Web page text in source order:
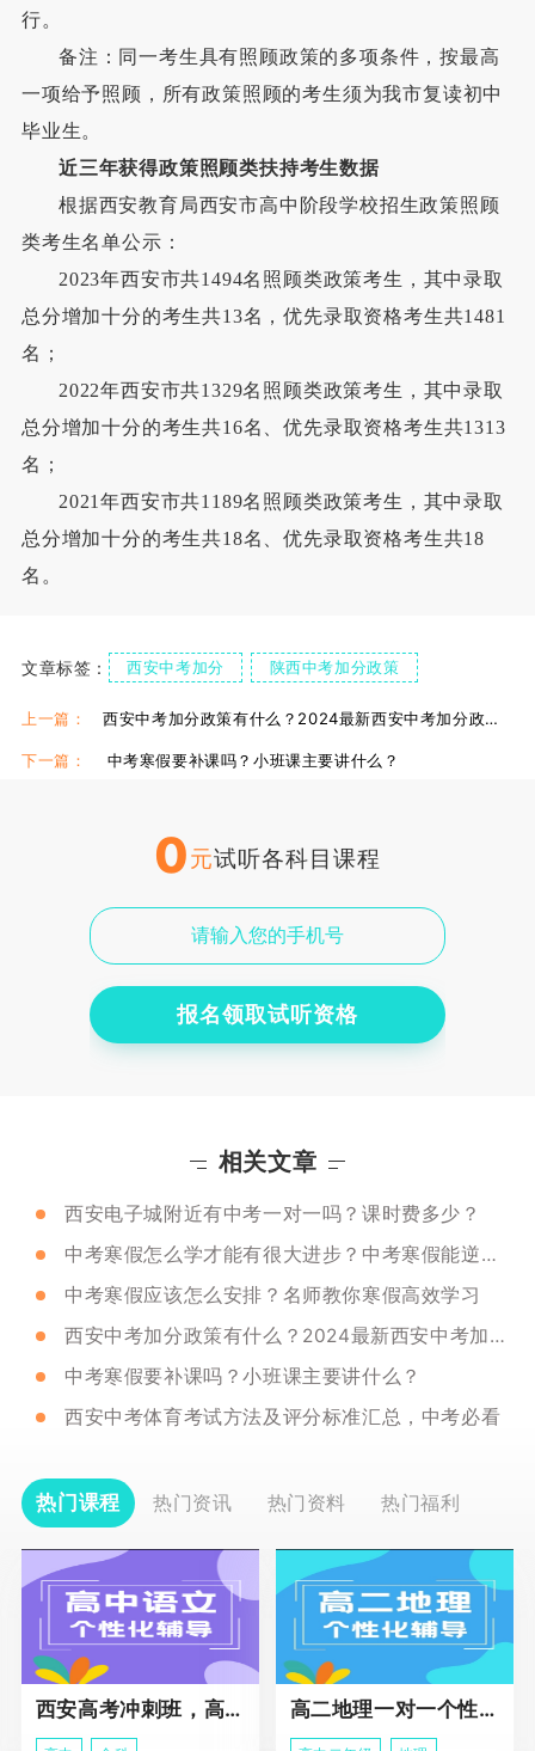
行。
备注：同一考生具有照顾政策的多项条件，按最高
一项给予照顾，所有政策照顾的考生须为我市复读初中
毕业生。
近三年获得政策照顾类扶持考生数据
根据西安教育局西安市高中阶段学校招生政策照顾
类考生名单公示：
2023年西安市共1494名照顾类政策考生，其中录取
总分增加十分的考生共13名，优先录取资格考生共1481
名；
2022年西安市共1329名照顾类政策考生，其中录取
总分增加十分的考生共16名、优先录取资格考生共1313
名；
2021年西安市共1189名照顾类政策考生，其中录取
总分增加十分的考生共18名、优先录取资格考生共18
名。
文章标签： 西安中考加分 陕西中考加分政策
上一篇： 西安中考加分政策有什么？2024最新西安中考加分政策汇总
下一篇： 中考寒假要补课吗？小班课主要讲什么？
0元试听各科目课程
报名领取试听资格
相关文章
西安电子城附近有中考一对一吗？课时费多少？
中考寒假怎么学才能有很大进步？中考寒假能逆袭吗？
中考寒假应该怎么安排？名师教你寒假高效学习
西安中考加分政策有什么？2024最新西安中考加分政策汇总
中考寒假要补课吗？小班课主要讲什么？
西安中考体育考试方法及评分标准汇总，中考必看
热门课程 热门资讯 热门资料 热门福利
西安高考冲刺班，高三全科辅导 高二地理一对一个性化冲刺辅导课程